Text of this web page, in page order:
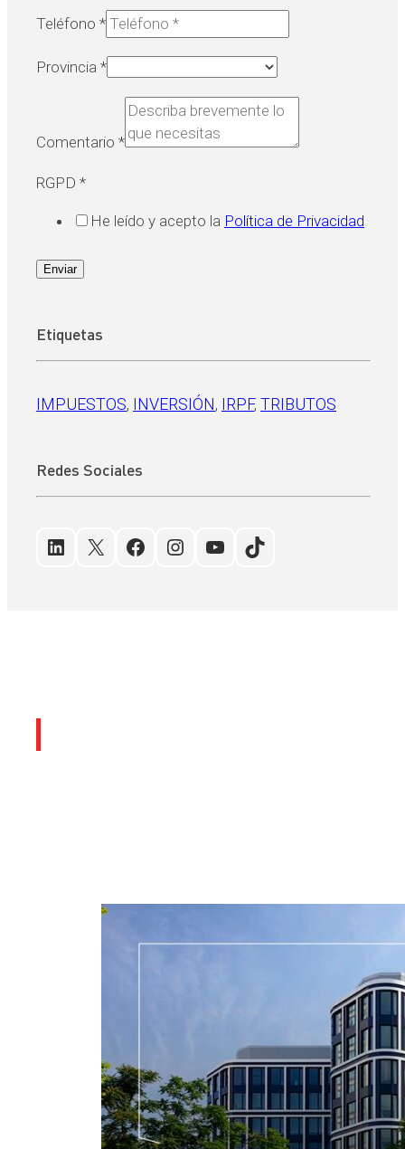
Teléfono *
Provincia *
Comentario *
RGPD *
He leído y acepto la Política de Privacidad
Enviar
Etiquetas
IMPUESTOS, INVERSIÓN, IRPF, TRIBUTOS
Redes Sociales
LinkedIn
X Facebook
Instagram
YouTube
TikTok